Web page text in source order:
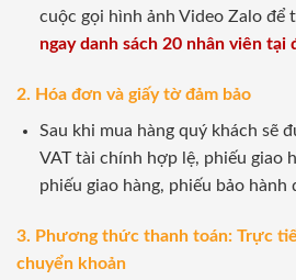
cuộc gọi hình ảnh Video Zalo để
ngay danh sách 20 nhân viên tại
2. Hóa đơn và giấy tờ đảm bảo
Sau khi mua hàng quý khách sẽ
VAT tài chính hợp lệ, phiếu giao
phiếu giao hàng, phiếu bảo hành
3. Phương thức thanh toán: Trực
chuyển khoản